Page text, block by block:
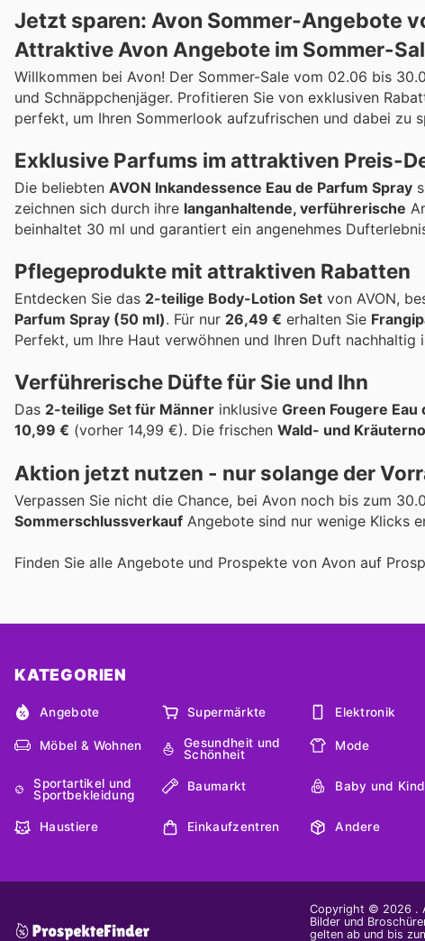
Jetzt sparen: Avon Sommer-Angebote
Attraktive Avon Angebote im Sommer-
Willkommen bei Avon! Der Sommer-Sale vom 02.06 bis
und Schnäppchenjäger. Profitieren Sie von exklusiven
perfekt, um Ihren Sommerlook aufzufrischen und dabei zu
Exklusive Parfums im attraktiven Preis-
Die beliebten AVON Inkandessence Eau de Parfum Spray
zeichnen sich durch ihre langanhaltende, verführerische
beinhaltet 30 ml und garantiert ein angenehmes
Pflegeprodukte mit attraktiven Rabatten
Entdecken Sie das 2-teilige Body-Lotion Set von AVON,
Parfum Spray (50 ml). Für nur 26,49 € erhalten Sie
Perfekt, um Ihre Haut verwöhnen und Ihren Duft nachhaltig
Verführerische Düfte für Sie und Ihn
Das 2-teilige Set für Männer inklusive Green Fougere
10,99 € (vorher 14,99 €). Die frischen Wald- und
Aktion jetzt nutzen - nur solange der
Verpassen Sie nicht die Chance, bei Avon noch bis zum
Sommerschlussverkauf Angebote sind nur wenige Klicks
Finden Sie alle Angebote und Prospekte von Avon auf
KATEGORIEN
Angebote Supermärkte Elektronik
Möbel & Wohnen
Gesundheit und
Schönheit
Mode
Sportartikel und
Sportbekleidung
Baumarkt Baby und Kind
Haustiere Einkaufzentren Andere
Copyright © 2026 .
Bilder und
gelten ab und bis